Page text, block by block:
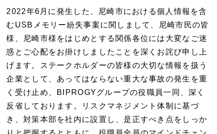
2022年6月に発生した、尼崎市における個人情報を含
むUSBメモリー紛失事案に関しまして、尼崎市民の皆
様、尼崎市様をはじめとする関係各位には大変なご迷
惑とご心配をお掛けしましたことを深くお詫び申し上
げます。ステークホルダーの皆様の大切な情報を扱う
企業として、あってはならない重大な事故の発生を重
く受け止め、BIPROGYグループの役職員一同、深く
反省しております。リスクマネジメント体制に基づ
き、対策本部を社内に設置し、是正すべき点をしっか